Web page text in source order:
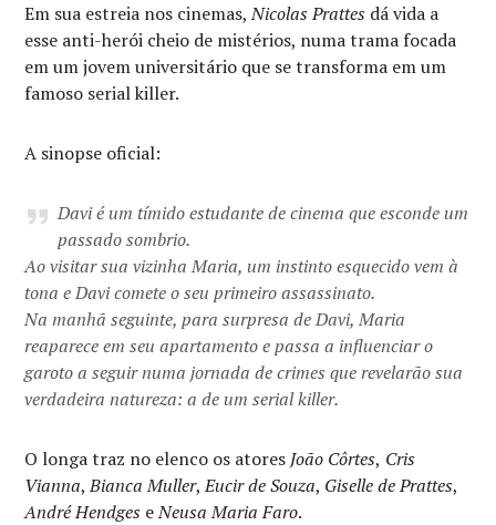
Em sua estreia nos cinemas,Nicolas Prattes dá vida a
esse anti-herói cheio de mistérios, numa trama focada
em um jovem universitário que se transforma em um
famoso serial killer.
A sinopse oficial:
Davi é um tímido estudante de cinema que esconde um
passado sombrio.
Ao visitar sua vizinha Maria, um instinto esquecido vem à
tona e Davi comete o seu primeiro assassinato.
Na manhã seguinte, para surpresa de Davi, Maria
reaparece em seu apartamento e passa a influenciar o
garoto a seguir numa jornada de crimes que revelarão sua
verdadeira natureza: a de um serial killer.
O longa traz no elenco os atores João Côrtes, Cris
Vianna,Bianca Muller,Eucir de Souza, Giselle de Prattes,
André Hendges eNeusa Maria Faro.